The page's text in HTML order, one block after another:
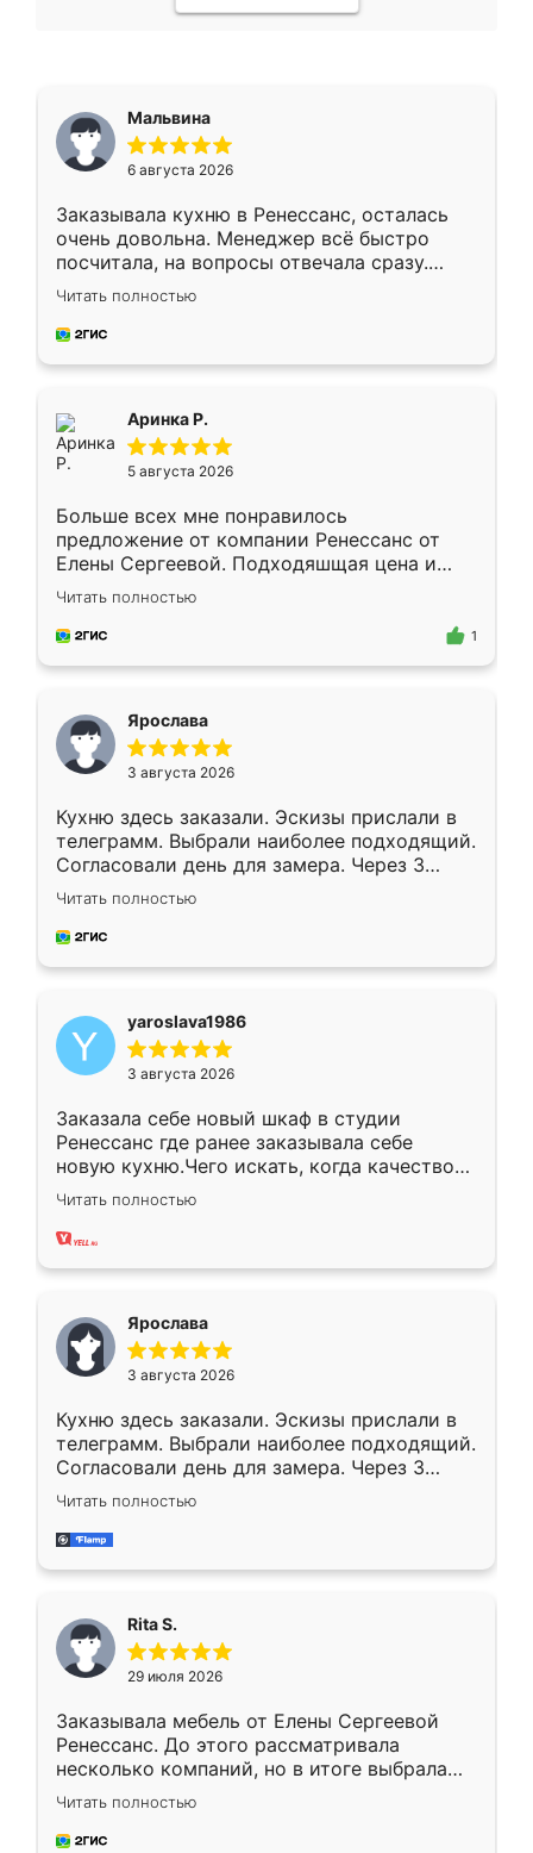
Мальвина
6 августа 2026
Заказывала кухню в Ренессанс, осталась
очень довольна. Менеджер всё быстро
посчитала, на вопросы отвечала сразу.
Замерщик приехал в субботу, подошёл к
делу со всей ответственностью. Собрали
за день, ребята работали аккуратно, даже
Читать полностью
Аринка Р.
5 августа 2026
Больше всех мне понравилось
предложение от компании Ренессанс от
Елены Сергеевой. Подходяшщая цена и
короткие сроки изготовления. Приехавший
для замера сотрудник Владислав
предложил по моему эскизу самый
Читать полностью
1
Ярослава
3 августа 2026
Кухню здесь заказали. Эскизы прислали в
телеграмм. Выбрали наиболее подходящий.
Согласовали день для замера. Через 3
недели кухня была уже готова. Остались
довольны работой. Спасибо Ренессанс
мебель за качественную работу!
Читать полностью
yaroslava1986
3 августа 2026
Заказала себе новый шкаф в студии
Ренессанс где ранее заказывала себе
новую кухню.Чего искать, когда качеством
вполне довольна. Служит кухня уже почти
два года, нареканий нет.
Читать полностью
Ярослава
3 августа 2026
Кухню здесь заказали. Эскизы прислали в
телеграмм. Выбрали наиболее подходящий.
Согласовали день для замера. Через 3
недели кухня была уже готова. Остались
довольны работой. Спасибо Ренессанс
мебель за качественную работу!
Читать полностью
Rita S.
29 июля 2026
Заказывала мебель от Елены Сергеевой
Ренессанс. До этого рассматривала
несколько компаний, но в итоге выбрала
эту. Сначала обговорили условия, потом
приехал замерщик, всё спокойно объяснил
и снял размеры. Изготовили в срок, с
Читать полностью